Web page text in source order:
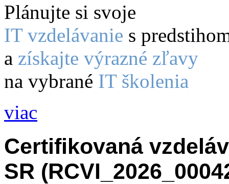
Plánujte si svoje
IT vzdelávanie s
a získajte výrazné zľavy
na vybrané IT školenia
viac
Certifikovaná
SR